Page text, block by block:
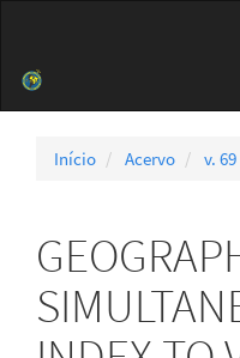
Barra
Início Acervo v.